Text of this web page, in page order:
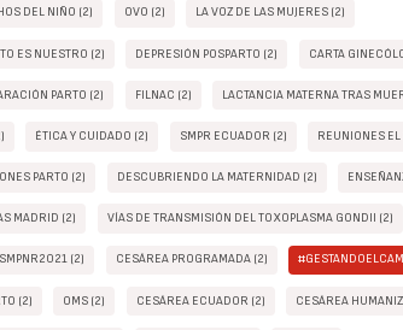
DEL NIÑO (2) OVO (2) LA VOZ DE LAS MUJERES (2)
ES NUESTRO (2) DEPRESIÓN POSPARTO (2) CARTA
PARTO (2) FILNAC (2) LACTANCIA MATERNA TRAS
ÉTICA Y CUIDADO (2) SMPR ECUADOR (2) REUNIONES EL
PARTO (2) DESCUBRIENDO LA MATERNIDAD (2)
MADRID (2) VÍAS DE TRANSMISIÓN DEL TOXOPLASMA GONDII (2)
(2) CESÁREA PROGRAMADA (2)
(2) OMS (2) CESÁREA ECUADOR (2) CESÁREA